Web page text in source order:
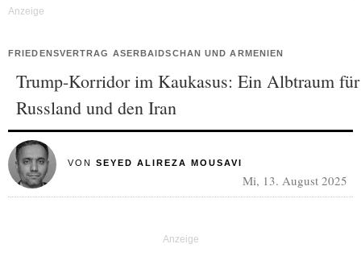
FRIEDENSVERTRAG ASERBAIDSCHAN UND ARMENIEN
Trump-Korridor im Kaukasus: Ein Albtraum für
Russland und den Iran
VON SEYED ALIREZA MOUSAVI
Mi, 13. August 2025